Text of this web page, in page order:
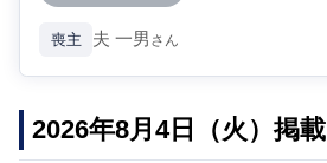
喪主 夫 一男 さん
2026年8月4日（火）掲載